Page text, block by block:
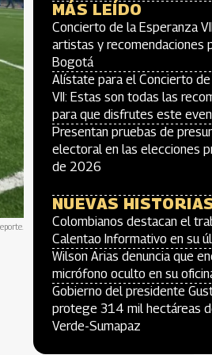
MÁS LEÍDO
Concierto de la Esperanza
artistas y recomendaciones
Bogotá
Alístate para el Concierto
VII: Estas son todas las
para que disfrutes este
Presentan pruebas de
electoral en las elecciones
de 2026
NUEVAS
Colombianos destacan el
Calentao Informativo en su
Wilson Arias denuncia que
micrófono oculto en su
Gobierno del presidente
protege 314 mil hectáreas
Verde-Sumapaz